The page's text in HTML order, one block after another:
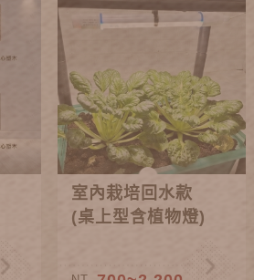
室內栽培回水款
(桌上型含植物燈)